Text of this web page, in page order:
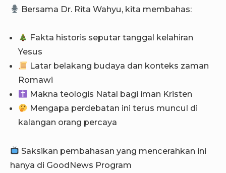
Bersama Dr. Rita Wahyu, kita membahas:
Fakta historis seputar tanggal kelahiran
Yesus
Latar belakang budaya dan konteks zaman
Romawi
Makna teologis Natal bagi iman Kristen
Mengapa perdebatan ini terus muncul di
kalangan orang percaya
Saksikan pembahasan yang mencerahkan ini
hanya di GoodNews Program